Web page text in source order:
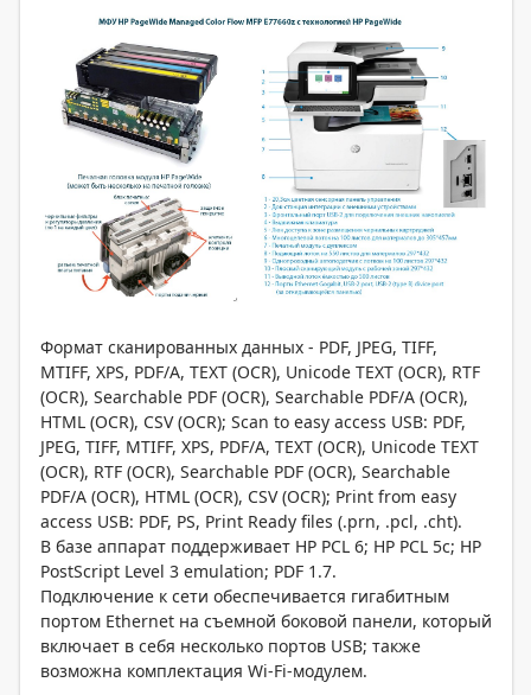
Формат сканированных данных - PDF, JPEG, TIFF,
MTIFF, XPS, PDF/A, TEXT (OCR), Unicode TEXT (OCR), RTF
(OCR), Searchable PDF (OCR), Searchable PDF/A (OCR),
HTML (OCR), CSV (OCR); Scan to easy access USB: PDF,
JPEG, TIFF, MTIFF, XPS, PDF/A, TEXT (OCR), Unicode TEXT
(OCR), RTF (OCR), Searchable PDF (OCR), Searchable
PDF/A (OCR), HTML (OCR), CSV (OCR); Print from easy
access USB: PDF, PS, Print Ready files (.prn, .pcl, .cht).
В базе аппарат поддерживает HP PCL 6; HP PCL 5c; HP
PostScript Level 3 emulation; PDF 1.7.
Подключение к сети обеспечивается гигабитным
портом Ethernet на съемной боковой панели, который
включает в себя несколько портов USB; также
возможна комплектация Wi-Fi-модулем.